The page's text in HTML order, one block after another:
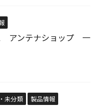
アンテナショップ 一
未分類 製品情報